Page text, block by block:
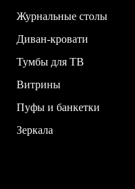
Журнальные столы
Диван-кровати
Тумбы для ТВ
Витрины
Пуфы и банкетки
Зеркала